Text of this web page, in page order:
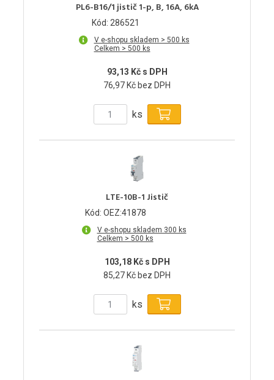
PL6-B16/1 jistič 1-p, B, 16A, 6kA
Kód: 286521
V e-shopu skladem > 500 ks
Celkem > 500 ks
93,13 Kč s DPH
76,97 Kč bez DPH
ks
LTE-10B-1 Jistič
Kód: OEZ:41878
V e-shopu skladem 300 ks
Celkem > 500 ks
103,18 Kč s DPH
85,27 Kč bez DPH
ks